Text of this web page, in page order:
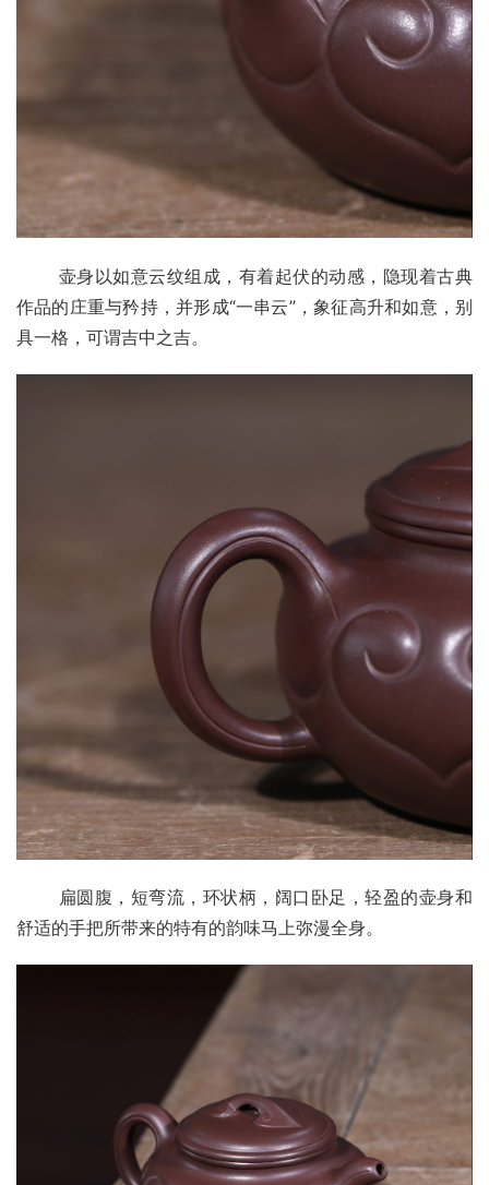
作品的庄重与矜持，并形成“一串云”，象征高升和如意，别
具一格，可谓吉中之吉。
舒适的手把所带来的特有的韵味马上弥漫全身。